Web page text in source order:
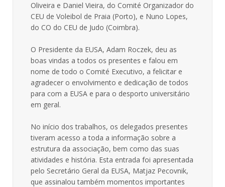
Oliveira e Daniel Vieira, do Comité Organizador do
CEU de Voleibol de Praia (Porto), e Nuno Lopes,
do CO do CEU de Judo (Coimbra).
O Presidente da EUSA, Adam Roczek, deu as
boas vindas a todos os presentes e falou em
nome de todo o Comité Executivo, a felicitar e
agradecer o envolvimento e dedicação de todos
para com a EUSA e para o desporto universitário
em geral.
No início dos trabalhos, os delegados presentes
tiveram acesso a toda a informação sobre a
estrutura da associação, bem como das suas
atividades e história. Esta entrada foi apresentada
pelo Secretário Geral da EUSA, Matjaz Pecovnik,
que assinalou também momentos importantes